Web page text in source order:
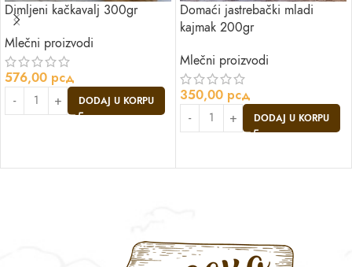
Dimljeni kačkavalj 300gr
Mlečni proizvodi
576,00 рсд
DODAJ U KORPU
Domaći jastrebački mladi
kajmak 200gr
Mlečni proizvodi
350,00 рсд
DODAJ U KORPU